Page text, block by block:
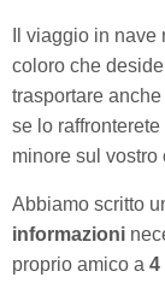
Il viaggio in
coloro che
trasportare
se lo
minore sul vostro
Abbiamo scritto
informazioni
proprio amico a 4